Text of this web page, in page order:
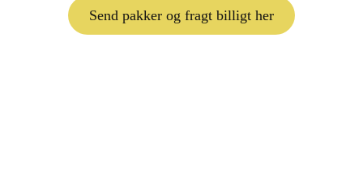
Send pakker og fragt billigt her